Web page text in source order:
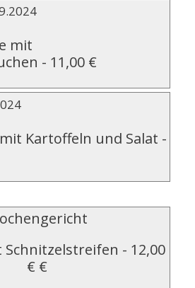
mit
- 11,00 €
Kartoffeln und Salat -
Schnitzelstreifen - 12,00
€ €